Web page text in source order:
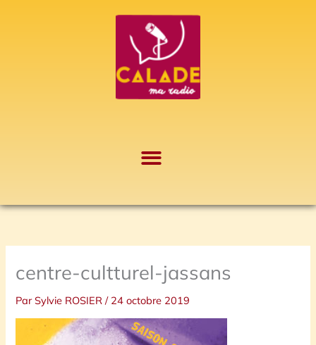
centre-cultturel-jassans
ParSylvie ROSIER/ 24 octobre 2019